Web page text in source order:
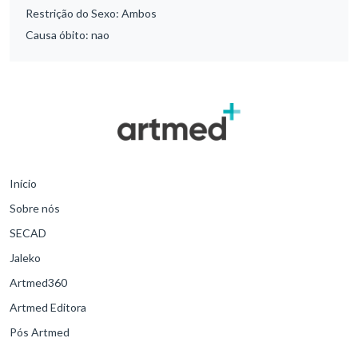
Restrição do Sexo: Ambos
Causa óbito: nao
Início
Sobre nós
SECAD
Jaleko
Artmed360
Artmed Editora
Pós Artmed